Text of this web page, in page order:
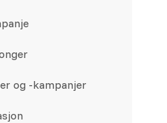
og -kampanjer